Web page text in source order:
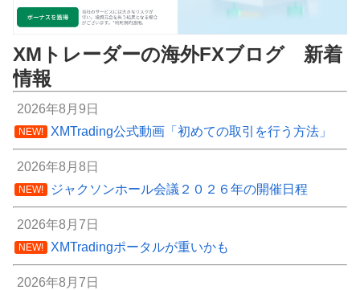
XMトレーダーの海外FXブログ 新着
情報
2026年8月9日
NEW! XMTrading公式動画「初めての取引を行う方法」
2026年8月8日
NEW! ジャクソンホール会議２０２６年の開催日程
2026年8月7日
NEW! XMTradingポータルが重いかも
2026年8月7日